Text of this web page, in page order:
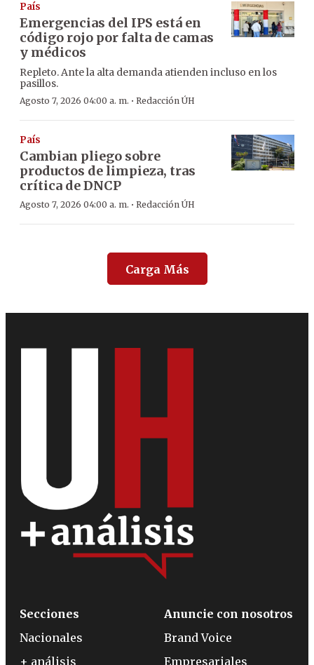
País
Emergencias del IPS está en
código rojo por falta de camas
y médicos
Repleto. Ante la alta demanda atienden incluso en los
pasillos.
Agosto 7, 2026 04:00 a. m. · Redacción ÚH
País
Cambian pliego sobre
productos de limpieza, tras
crítica de DNCP
Agosto 7, 2026 04:00 a. m. · Redacción ÚH
Carga Más
Secciones
Nacionales
+ análisis
Anuncie con nosotros
Brand Voice
Empresariales